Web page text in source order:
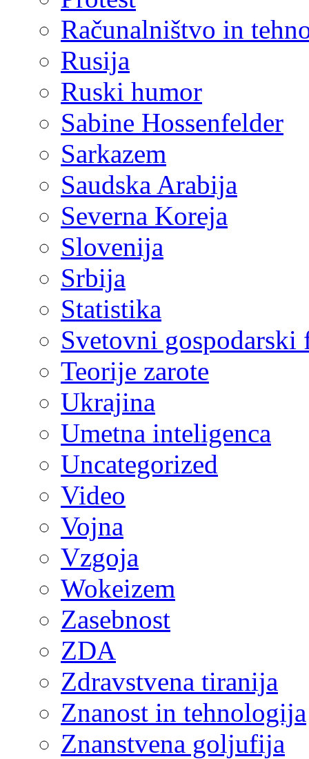
Računalništvo in
Rusija
Ruski humor
Sabine Hossenfelder
Sarkazem
Saudska Arabija
Severna Koreja
Slovenija
Srbija
Statistika
Svetovni gospodarski
Teorije zarote
Ukrajina
Umetna inteligenca
Uncategorized
Video
Vojna
Vzgoja
Wokeizem
Zasebnost
ZDA
Zdravstvena tiranija
Znanost in tehnologija
Znanstvena goljufija